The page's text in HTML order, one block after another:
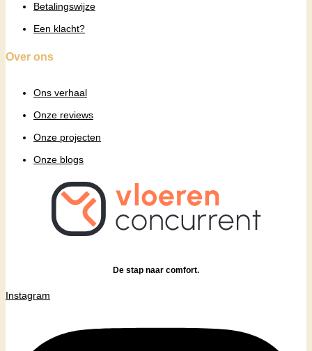
Betalingswijze
Een klacht?
Over ons
Ons verhaal
Onze reviews
Onze projecten
Onze blogs
De stap naar comfort.
Instagram